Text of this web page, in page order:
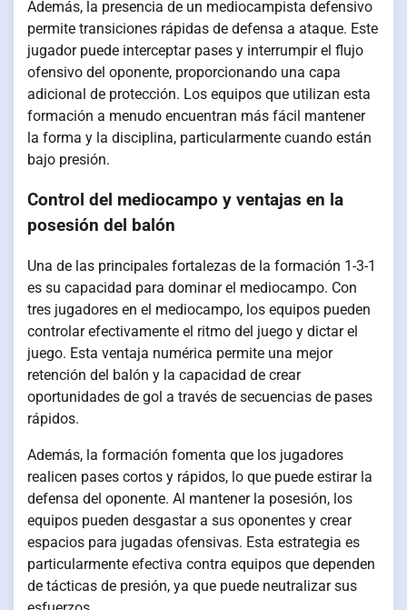
Además, la presencia de un mediocampista defensivo
permite transiciones rápidas de defensa a ataque. Este
jugador puede interceptar pases y interrumpir el flujo
ofensivo del oponente, proporcionando una capa
adicional de protección. Los equipos que utilizan esta
formación a menudo encuentran más fácil mantener
la forma y la disciplina, particularmente cuando están
bajo presión.
Control del mediocampo y ventajas en la
posesión del balón
Una de las principales fortalezas de la formación 1-3-1
es su capacidad para dominar el mediocampo. Con
tres jugadores en el mediocampo, los equipos pueden
controlar efectivamente el ritmo del juego y dictar el
juego. Esta ventaja numérica permite una mejor
retención del balón y la capacidad de crear
oportunidades de gol a través de secuencias de pases
rápidos.
Además, la formación fomenta que los jugadores
realicen pases cortos y rápidos, lo que puede estirar la
defensa del oponente. Al mantener la posesión, los
equipos pueden desgastar a sus oponentes y crear
espacios para jugadas ofensivas. Esta estrategia es
particularmente efectiva contra equipos que dependen
de tácticas de presión, ya que puede neutralizar sus